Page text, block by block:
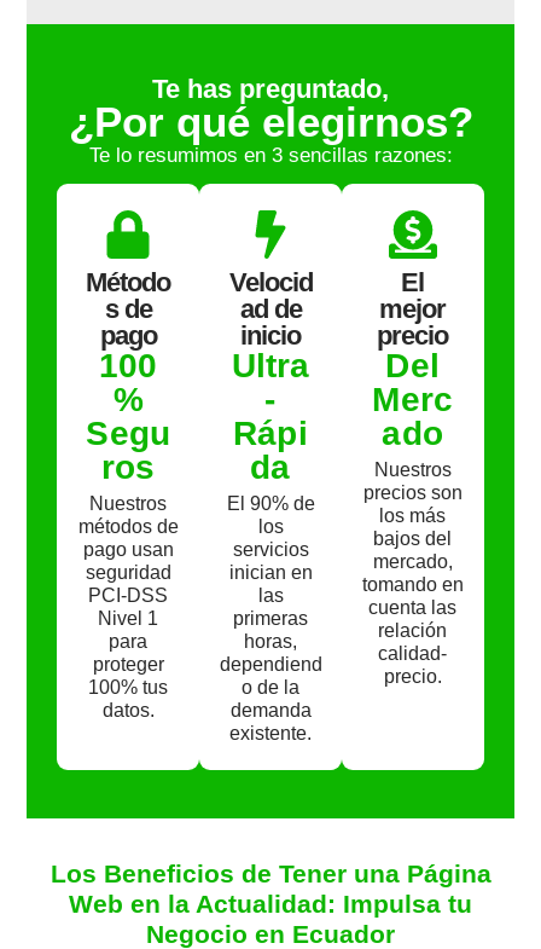
V
o
n
5
Web
V
a
l
o
a
d
o
e
0
d
e
Te has preguntado,
¿Por qué elegirnos?
Te lo resumimos en 3 sencillas razones:
Método
s de
pago
100
%
Segu
ros
Nuestros
métodos de
pago usan
seguridad
PCI-DSS
Nivel 1
para
proteger
100% tus
datos.
Velocid
ad de
inicio
Ultra
-
Rápi
da
El 90% de
los
servicios
inician en
las
primeras
horas,
dependiend
o de la
demanda
existente.
El
mejor
precio
Del
Merc
ado
Nuestros
precios son
los más
bajos del
mercado,
tomando en
cuenta las
relación
calidad-
precio.
Los Beneficios de Tener una Página
Web en la Actualidad: Impulsa tu
Negocio en Ecuador